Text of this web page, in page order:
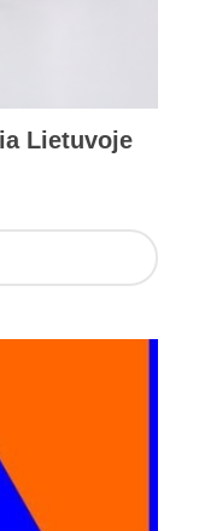
Lietuvoje